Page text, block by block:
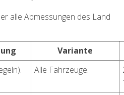
alle Abmessungen des Land
Variante
Alle Fahrzeuge.